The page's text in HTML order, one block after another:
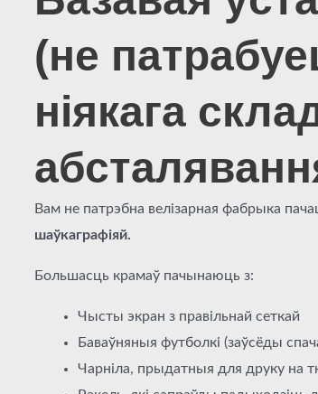
(не
ніякага
Вам не патрэбна велізарная фабрыка
шаўкаграфіяй.
Большасць крамаў пачынаюць з:
Чысты экран з правільнай сеткай
Баваўняныя футболкі (заўсёды
Чарніла, прыдатныя для друку на